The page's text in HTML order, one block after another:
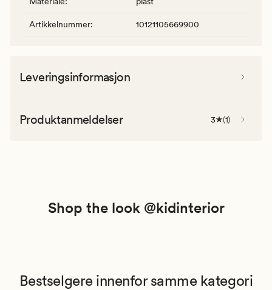
Artikkelnummer: 10121105669900
Leveringsinformasjon
Produktanmeldelser 3 (1)
Shop the look @kidinterior
Bestselgere innenfor samme kategori